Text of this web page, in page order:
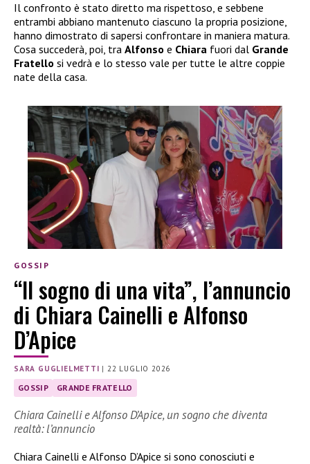
Il confronto è stato diretto ma rispettoso, e sebbene
entrambi abbiano mantenuto ciascuno la propria posizione,
hanno dimostrato di sapersi confrontare in maniera matura.
Cosa succederà, poi, tra Alfonso e Chiara fuori dal Grande
Fratello si vedrà e lo stesso vale per tutte le altre coppie
nate della casa.
GOSSIP
“Il sogno di una vita”, l’annuncio
di Chiara Cainelli e Alfonso
D’Apice
SARA GUGLIELMETTI | 22 LUGLIO 2026
GOSSIP GRANDE FRATELLO
Chiara Cainelli e Alfonso D’Apice, un sogno che diventa
realtà: l’annuncio
Chiara Cainelli e Alfonso D’Apice si sono conosciuti e